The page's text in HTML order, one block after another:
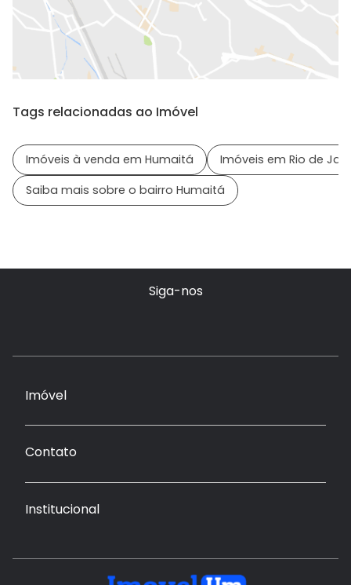
Tags relacionadas ao Imóvel
Imóveis à venda em Humaitá
Imóveis em Rio de
Saiba mais sobre o bairro Humaitá
Siga-nos
Imóvel
Contato
Institucional